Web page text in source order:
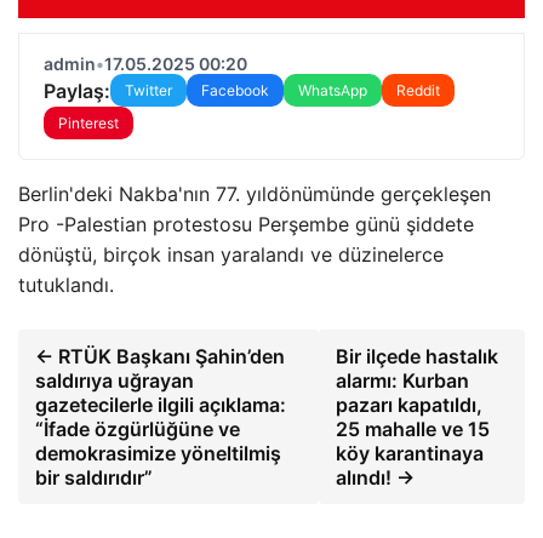
admin•17.05.2025 00:20
Paylaş: Twitter Facebook WhatsApp
Reddit
Pinterest
Berlin'deki Nakba'nın 77. yıldönümünde gerçekleşen
Pro -Palestian protestosu Perşembe günü şiddete
dönüştü, birçok insan yaralandı ve düzinelerce
tutuklandı.
← RTÜK Başkanı Şahin’den
saldırıya uğrayan
gazetecilerle ilgili açıklama:
“İfade özgürlüğüne ve
demokrasimize yöneltilmiş
bir saldırıdır”
Bir ilçede hastalık
alarmı: Kurban
pazarı kapatıldı,
25 mahalle ve 15
köy karantinaya
alındı! →